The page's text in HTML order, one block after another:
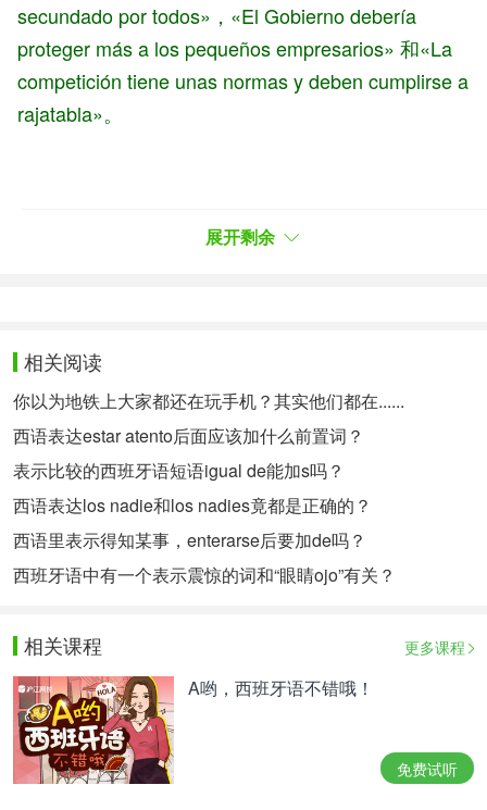
secundado por todos»，«El Gobierno debería
proteger más a los pequeños empresarios» 和«La
competición tiene unas normas y deben cumplirse a
rajatabla»。
se puede emplear deber tanto con la preposición de
"Serán las nueve".
然而，当用来表示可能性或假设时，加不加介词de确
实都是可以的：«Deben de ser las
nueve»、«Deben ser las nueve»（应该九点了）。
这两种说法都意味着“我以为应该九点了”或者“可能九
点了”这样的猜测。
声明：双语文章中，文中翻译仅代表译者个人观点，
仅供参考。如有不妥之处，欢迎指正。未经允许，请
勿转载！
相关热点：西班牙语常用表达用法辨析 西班牙语翻译
展开剩余
相关阅读
你以为地铁上大家都还在玩手机？其实他们都在......
西语表达estar atento后面应该加什么前置词？
表示比较的西班牙语短语igual de能加s吗？
西语表达los nadie和los nadies竟都是正确的？
西语里表示得知某事，enterarse后要加de吗？
西班牙语中有一个表示震惊的词和“眼睛ojo”有关？
相关课程 更多课程
A哟，西班牙语不错哦！
免费试听